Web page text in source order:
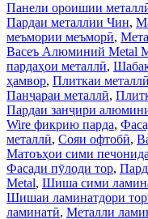
Панели ороишии
Пардаи металлии Чин,
меъмории меъморӣ,
Васеъ Алюминий Metal
пардаҳои металлӣ,
ҳамвор, Плиткаи металлӣ
Панҷараи металлӣ,
Пардаи занҷири
Wire фикрию парда,
металлӣ, Сояи офтобӣ,
Матоъҳои сими
Фасади пӯлоди тор,
Metal, Шиша сими
Шишаи ламинатдори
ламинатӣ, Металли